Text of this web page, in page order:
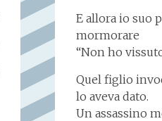
E allora io suo
mormorare
“Non ho
Quel figlio
lo aveva dato.
Un assassino